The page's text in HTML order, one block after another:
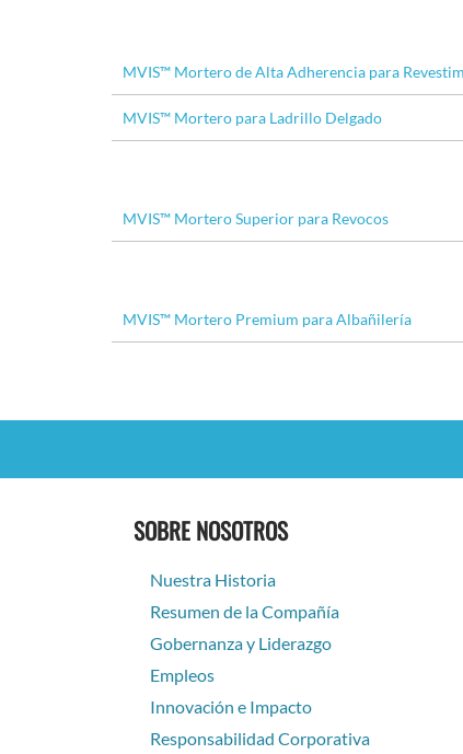
MVIS™ Mortero de Alta Adherencia para
MVIS™ Mortero para Ladrillo Delgado
MVIS™ Mortero Superior para Revocos
MVIS™ Mortero Premium para Albañilería
SOBRE NOSOTROS
Nuestra Historia
Resumen de la Compañía
Gobernanza y Liderazgo
Empleos
Innovación e Impacto
Responsabilidad Corporativa